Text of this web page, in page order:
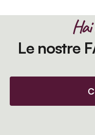
Hai
Le nostre